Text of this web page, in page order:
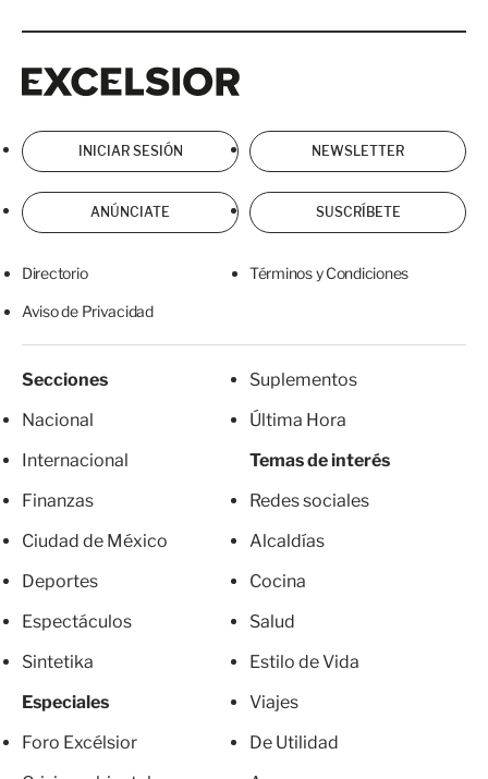
INICIAR SESIÓN NEWSLETTER
ANÚNCIATE SUSCRÍBETE
Directorio Términos y Condiciones
Aviso de Privacidad
Secciones
Nacional
Internacional
Finanzas
Ciudad de México
Deportes
Espectáculos
Sintetika
Especiales
Foro Excélsior
Suplementos
Última Hora
Temas de interés
Redes sociales
Alcaldías
Cocina
Salud
Estilo de Vida
Viajes
De Utilidad